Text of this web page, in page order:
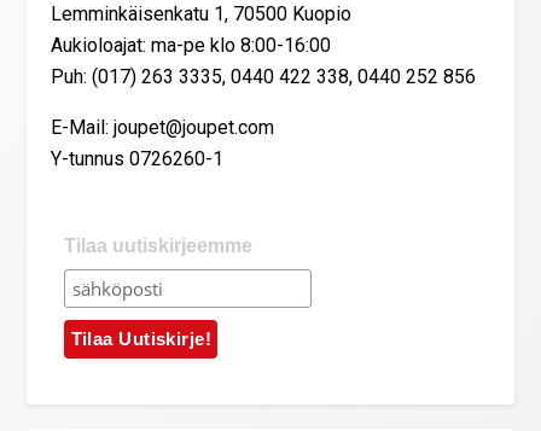
Lemminkäisenkatu 1, 70500 Kuopio
Aukioloajat: ma-pe klo 8:00-16:00
Puh: (017) 263 3335, 0440 422 338, 0440 252 856
E-Mail: joupet@joupet.com
Y-tunnus 0726260-1
Tilaa uutiskirjeemme